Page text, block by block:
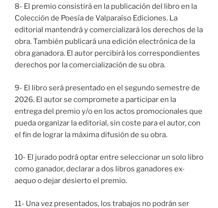
8- El premio consistirá en la publicación del libro en la
Colección de Poesía de Valparaíso Ediciones. La
editorial mantendrá y comercializará los derechos de la
obra. También publicará una edición electrónica de la
obra ganadora. El autor percibirá los correspondientes
derechos por la comercialización de su obra.
9- El libro será presentado en el segundo semestre de
2026. El autor se compromete a participar en la
entrega del premio y/o en los actos promocionales que
pueda organizar la editorial, sin coste para el autor, con
el fin de lograr la máxima difusión de su obra.
10- El jurado podrá optar entre seleccionar un solo libro
como ganador, declarar a dos libros ganadores ex-
aequo o dejar desierto el premio.
11- Una vez presentados, los trabajos no podrán ser